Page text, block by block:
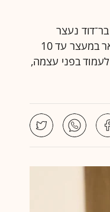
נעצר
בחשד שקיבל לכאורה כסף וטובות הנאה מסוכן הביטוח עזרא גבאי • ביהמ"ש קבע כי בר־דוד יישאר במעצר עד 10
אחת מהן יכולה לעמוד בפני עצמה,